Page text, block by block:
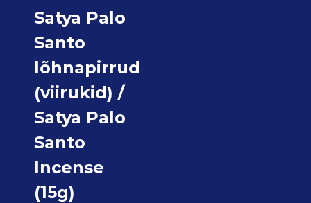
Satya Palo
Santo
lõhnapirrud
(viirukid) /
Satya Palo
Santo
Incense
(15g)